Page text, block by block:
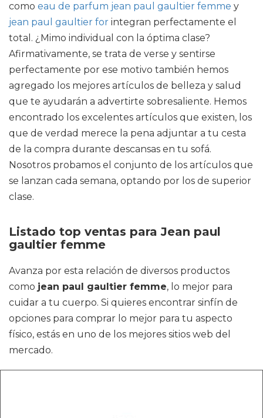
como eau de parfum jean paul gaultier femme y
jean paul gaultier for integran perfectamente el
total. ¿Mimo individual con la óptima clase?
Afirmativamente, se trata de verse y sentirse
perfectamente por ese motivo también hemos
agregado los mejores artículos de belleza y salud
que te ayudarán a advertirte sobresaliente. Hemos
encontrado los excelentes artículos que existen, los
que de verdad merece la pena adjuntar a tu cesta
de la compra durante descansas en tu sofá.
Nosotros probamos el conjunto de los artículos que
se lanzan cada semana, optando por los de superior
clase.
Listado top ventas para Jean paul
gaultier femme
Avanza por esta relación de diversos productos
como jean paul gaultier femme, lo mejor para
cuidar a tu cuerpo. Si quieres encontrar sinfín de
opciones para comprar lo mejor para tu aspecto
físico, estás en uno de los mejores sitios web del
mercado.